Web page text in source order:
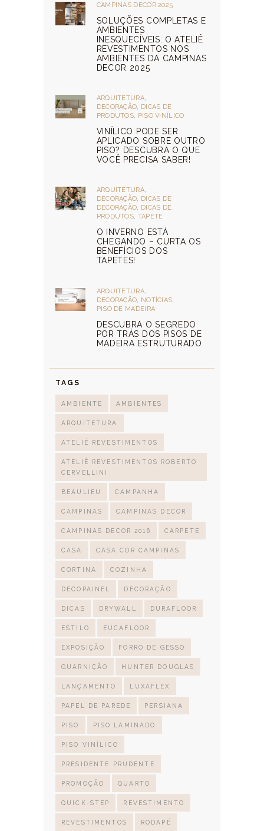
CAMPINAS DECOR 2025
SOLUÇÕES COMPLETAS E
AMBIENTES
INESQUECÍVEIS: O ATELIÊ
REVESTIMENTOS NOS
AMBIENTES DA CAMPINAS
DECOR 2025
ARQUITETURA,
DECORAÇÃO, DICAS DE
PRODUTOS, PISO VINÍLICO
VINÍLICO PODE SER
APLICADO SOBRE OUTRO
PISO? DESCUBRA O QUE
VOCÊ PRECISA SABER!
ARQUITETURA,
DECORAÇÃO, DICAS DE
DECORAÇÃO, DICAS DE
PRODUTOS, TAPETE
O INVERNO ESTÁ
CHEGANDO – CURTA OS
BENEFÍCIOS DOS
TAPETES!
ARQUITETURA,
DECORAÇÃO
NOTÍCIAS
PISO DE MADEIRA
DESCUBRA O SEGREDO
POR TRÁS DOS PISOS DE
MADEIRA ESTRUTURADO
TAGS
AMBIENTE AMBIENTES
ARQUITETURA
ATELIÊ REVESTIMENTOS
ATELIÊ REVESTIMENTOS ROBERTO
CERVELLINI
BEAULIEU CAMPANHA
CAMPINAS CAMPINAS DECOR
CAMPINAS DECOR 2016 CARPETE
CASA CASA COR CAMPINAS
CORTINA COZINHA
DECOPAINEL DECORAÇÃO
DICAS DRYWALL DURAFLOOR
ESTILO EUCAFLOOR
EXPOSIÇÃO FORRO DE GESSO
GUARNIÇÃO HUNTER DOUGLAS
LANÇAMENTO LUXAFLEX
PAPEL DE PAREDE PERSIANA
PISO PISO LAMINADO
PISO VINÍLICO
PRESIDENTE PRUDENTE
PROMOÇÃO QUARTO
QUICK-STEP REVESTIMENTO
REVESTIMENTOS RODAPÉ